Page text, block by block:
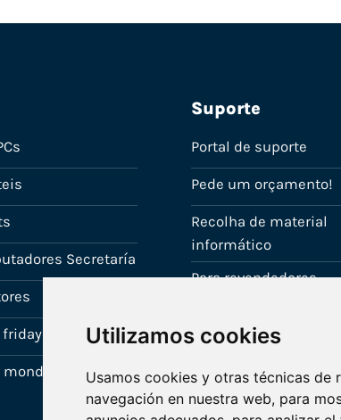
Utilizamos cookies
Usamos cookies y otras técnicas de
navegación en nuestra web, para
Secretaría
friday
Suporte
Portal de suporte
Pede um orçamento!
Recolha de material
informático
Para revendedores